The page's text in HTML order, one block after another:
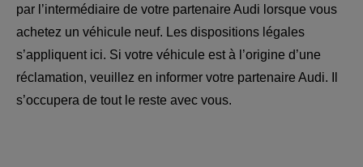
par l’intermédiaire de votre partenaire Audi lorsque vous
achetez un véhicule neuf. Les dispositions légales
s’appliquent ici. Si votre véhicule est à l’origine d’une
réclamation, veuillez en informer votre partenaire Audi. Il
s’occupera de tout le reste avec vous.